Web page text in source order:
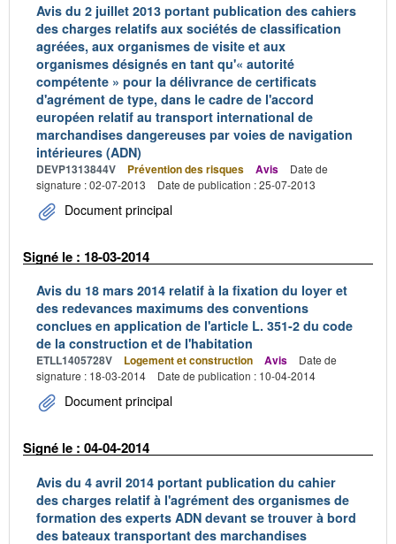
Avis du 2 juillet 2013 portant publication des cahiers
des charges relatifs aux sociétés de classification
agréées, aux organismes de visite et aux
organismes désignés en tant qu'« autorité
compétente » pour la délivrance de certificats
d'agrément de type, dans le cadre de l'accord
européen relatif au transport international de
marchandises dangereuses par voies de navigation
intérieures (ADN)
DEVP1313844V Prévention des risques Avis
Date de
signature : 02-07-2013
Date de publication : 25-07-2013
Document principal
Signé le : 18-03-2014
Avis du 18 mars 2014 relatif à la fixation du loyer et
des redevances maximums des conventions
conclues en application de l'article L. 351-2 du code
de la construction et de l'habitation
ETLL1405728V Logement et construction Avis
Date de
signature : 18-03-2014
Date de publication : 10-04-2014
Document principal
Signé le : 04-04-2014
Avis du 4 avril 2014 portant publication du cahier
des charges relatif à l'agrément des organismes de
formation des experts ADN devant se trouver à bord
des bateaux transportant des marchandises